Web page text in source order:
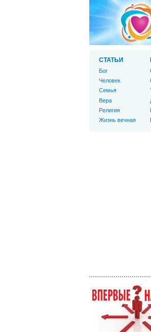
СТАТЬИ
Бог
Человек
Cемья
Вера
Религия
Жизнь вечная